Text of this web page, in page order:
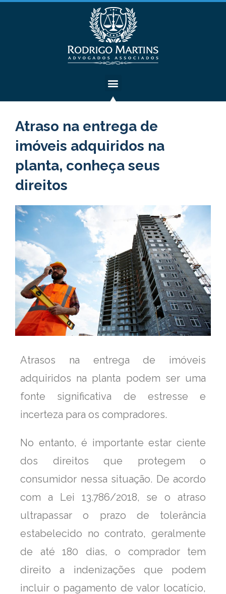
Atraso na entrega de
imóveis adquiridos na
planta, conheça seus
direitos
Atrasos na entrega de imóveis
adquiridos na planta podem ser uma
fonte significativa de estresse e
incerteza para os compradores.
No entanto, é importante estar ciente
dos direitos que protegem o
consumidor nessa situação. De acordo
com a Lei 13.786/2018, se o atraso
ultrapassar o prazo de tolerância
estabelecido no contrato, geralmente
de até 180 dias, o comprador tem
direito a indenizações que podem
incluir o pagamento de valor locatício,